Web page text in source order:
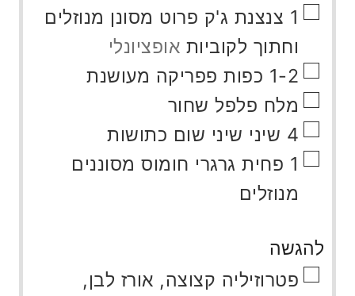
▢
1 צנצנת ג'ק פרוט מסונן מנוזלים
וחתוך לקוביות אופציונלי
▢
1-2 כפות פפריקה מעושנת
▢ מלח פלפל שחור
▢
4 שיני שיני שום כתושות
▢
1 פחית גרגרי חומוס מסוננים
מנוזלים
להגשה
▢ פטרוזיליה קצוצה, אורז לבן,